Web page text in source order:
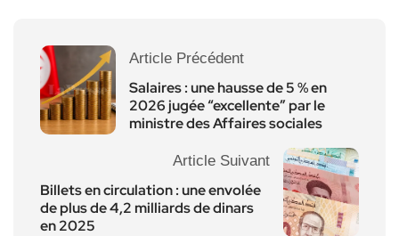
Article Précédent
Salaires : une hausse de 5 % en
2026 jugée “excellente” par le
ministre des Affaires sociales
Article Suivant
Billets en circulation : une envolée
de plus de 4,2 milliards de dinars
en 2025